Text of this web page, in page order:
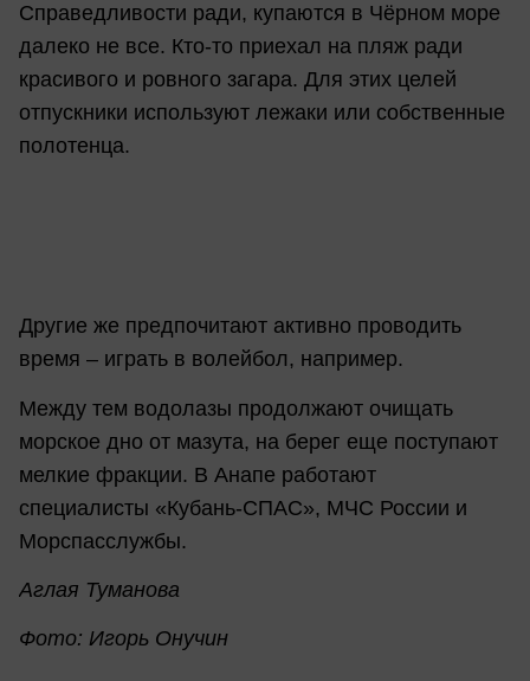
Справедливости ради, купаются в Чёрном море
далеко не все. Кто-то приехал на пляж ради
красивого и ровного загара. Для этих целей
отпускники используют лежаки или собственные
полотенца.
Другие же предпочитают активно проводить
время – играть в волейбол, например.
Между тем водолазы продолжают очищать
морское дно от мазута, на берег еще поступают
мелкие фракции. В Анапе работают
специалисты «Кубань-СПАС», МЧС России и
Морспасслужбы.
Аглая Туманова
Фото: Игорь Онучин